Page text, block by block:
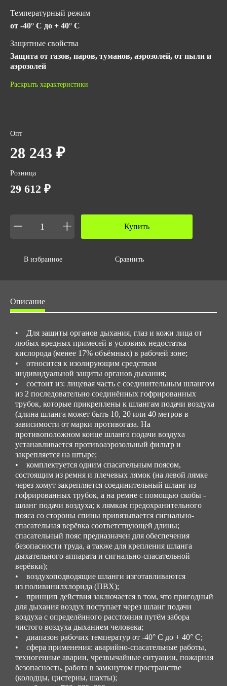
Температурный режим
от -40° C до + 40° C
Защитные свойства
Защита от газов, паров, туманов, аэрозолей, от пыли и
аэрозолей
Материал
Количество в упаковке
1
Вес за ед,кг
20
Раскрыть характеристики
Опт
28 243 ₽
Розница
29 612 ₽
Купить
В избранное Сравнить
Описание
• Для защиты органов дыхания, глаз и кожи лица от
любых вредных примесей в условиях недостатка
кислорода (менее 17% объёмных) в рабочей зоне;
• относится к изолирующим средствам
индивидуальной защиты органов дыхания;
• состоит из: лицевая часть с соединительным шлангом
из 2 последовательно соединённых гофрированных
трубок, которые прикреплены к шлангам подачи воздуха
(длина шланга может быть 10, 20 или 40 метров в
зависимости от марки противогаза. На
противоположном конце шланга подачи воздуха
устанавливается противоаэрозольный фильтр и
закрепляется на штыре;
• комплектуется одним спасательным поясом,
состоящим из ремня и плечевых лямок (на левой лямке
через хомут закрепляется соединительный шланг из
гофрированных трубок, а на ремне с помощью скобы -
шланг подачи воздуха; к лямкам предохранительного
пояса со стороны спины привязывается сигнально-
спасательная верёвка соответствующей длины;
спасательный пояс предназначен для обеспечения
безопасности труда, а также для крепления шланга
дыхательного аппарата и сигнально-спасательной
верёвки);
• воздухоподводящие шланги изготавливаются
из поливинилхлорида (ПВХ);
• принцип действия заключается в том, что пригодный
для дыхания воздух поступает через шланг подачи
воздуха с определённого расстояния путём забора
чистого воздуха дыханием человека;
• диапазон рабочих температур от -40° C до + 40° C;
• сфера применения: аварийно-спасательные работы,
техногенные аварии, чрезвычайные ситуации, пожарная
безопасность, работа в замкнутом пространстве
(колодцы, цистерны, шахты);